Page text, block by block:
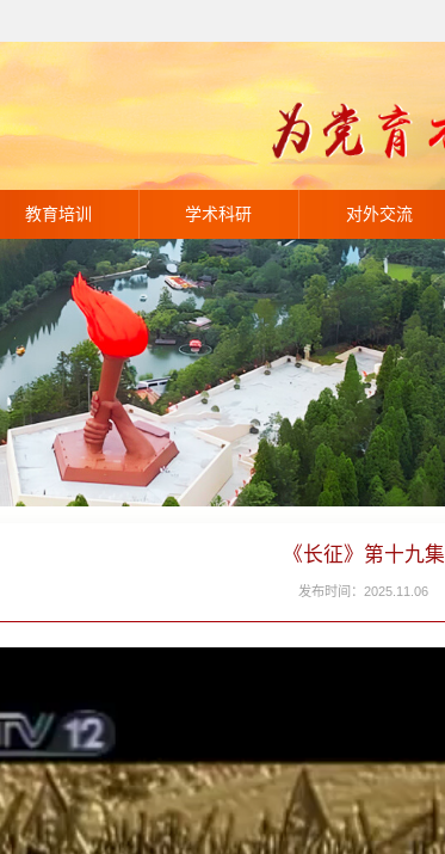
教育培训 学术科研 对外交流
《长征》第十九集
发布时间：2025.11.06